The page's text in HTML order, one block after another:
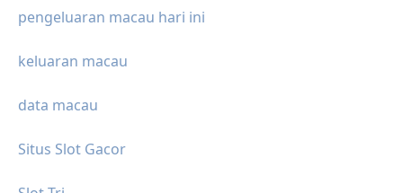
pengeluaran macau hari ini
keluaran macau
data macau
Situs Slot Gacor